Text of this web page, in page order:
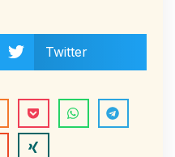
Twitter